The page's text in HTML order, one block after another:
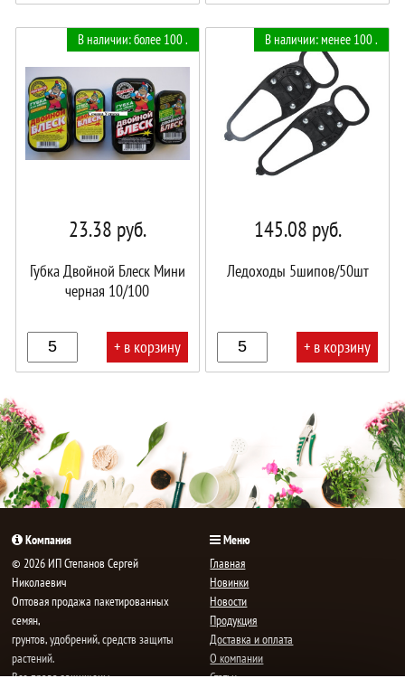
В наличии: более 100 .
23.38 руб.
Губка Двойной Блеск Мини
черная 10/100
+ в корзину
корзине!
В наличии: менее 100 .
145.08 руб.
Ледоходы 5шипов/50шт
+ в корзину
Компания
© 2026 ИП Степанов Сергей
Николаевич
Oптовая продажа пакетированных
семян,
грунтов, удобрений, средств защиты
растений.
Все права защищены.
Меню
Главная
Новинки
Новости
Продукция
Доставка и оплата
О компании
Статьи